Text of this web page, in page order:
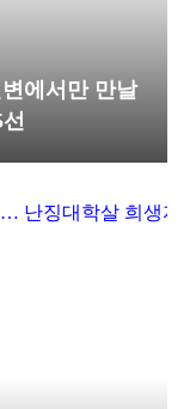
에서만 만날